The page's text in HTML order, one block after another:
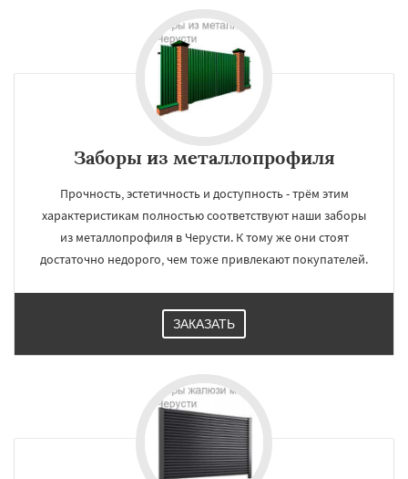
Заборы из металлопрофиля
Прочность, эстетичность и доступность - трём этим
характеристикам полностью соответствуют наши заборы
из металлопрофиля в Черусти. К тому же они стоят
достаточно недорого, чем тоже привлекают покупателей.
ЗАКАЗАТЬ